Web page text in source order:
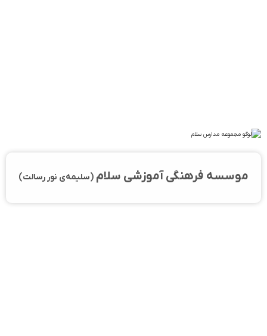
موسسه فرهنگی آموزشی سلام (سلیمه‌ی نور رسالت)